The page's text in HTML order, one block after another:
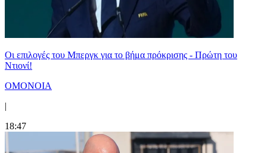
Οι επιλογές του Μπεργκ για το βήμα πρόκρισης - Πρώτη του
Ντιονί!
ΟΜΟΝΟΙΑ
|
18:47